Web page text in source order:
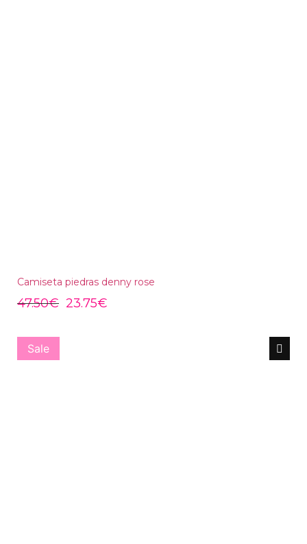
Camiseta piedras denny rose
47.50€ 23.75€
Sale